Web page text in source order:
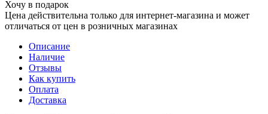
Хочу в подарок
Цена действительна только для интернет-магазина и может
отличаться от цен в розничных магазинах
Описание
Наличие
Отзывы
Как купить
Оплата
Доставка